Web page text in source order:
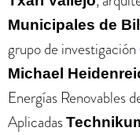
Municipales de
grupo de investigación
Michael
Energías Renovables
Aplicadas